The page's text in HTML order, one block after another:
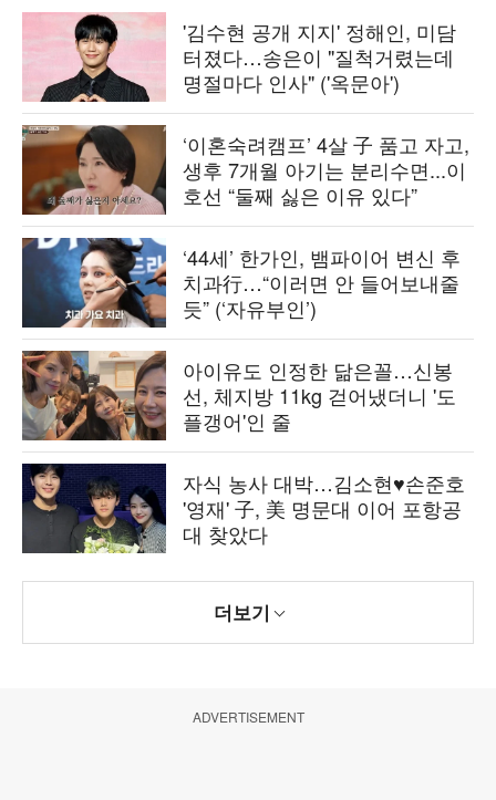
'김수현 공개 지지' 정해인, 미담
터졌다…송은이 "질척거렸는데
명절마다 인사" ('옥문아')
‘이혼숙려캠프’ 4살 子 품고 자고,
생후 7개월 아기는 분리수면...이
호선 “둘째 싫은 이유 있다”
‘44세’ 한가인, 뱀파이어 변신 후
치과行…“이러면 안 들어보내줄
듯” (‘자유부인’)
아이유도 인정한 닮은꼴…신봉
선, 체지방 11kg 걷어냈더니 '도
플갱어'인 줄
자식 농사 대박…김소현♥손준호
'영재' 子, 美 명문대 이어 포항공
대 찾았다
더보기
ADVERTISEMENT